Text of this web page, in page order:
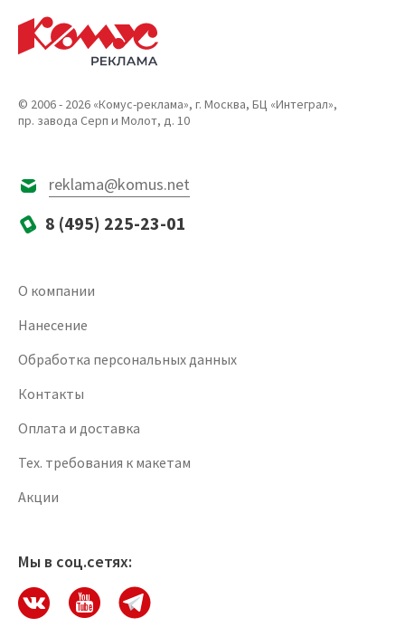
© 2006 - 2026 «Комус-реклама», г. Москва, БЦ «Интеграл»,
пр. завода Серп и Молот, д. 10
reklama@komus.net
8 (495) 225-23-01
О компании
Нанесение
Обработка персональных данных
Контакты
Оплата и доставка
Тех. требования к макетам
Акции
Мы в соц.сетях: